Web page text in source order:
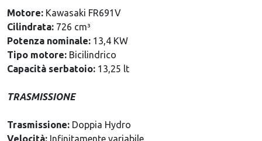
Motore: Kawasaki FR691V
Cilindrata: 726 cm³
Potenza nominale: 13,4 KW
Tipo motore: Bicilindrico
Capacità serbatoio: 13,25 lt
TRASMISSIONE
Trasmissione: Doppia Hydro
Velocità: Infinitamente variabile